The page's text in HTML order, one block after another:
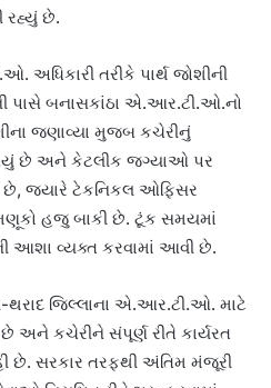
રહ્યું છે.
અધિકારી તરીકે પાર્થ જોશીની
પાસે બનાસકાંઠા એ.આર.ટી.ઓ.નો
જણાવ્યા મુજબ કચેરીનું
છે અને કેટલીક જગ્યાઓ પર
છે, જ્યારે ટેકનિકલ ઓફિસર
હજુ બાકી છે. ટૂંક સમયમાં
આશા વ્યક્ત કરવામાં આવી છે.
જિલ્લાના એ.આર.ટી.ઓ. માટે
અને કચેરીને સંપૂર્ણ રીતે કાર્યરત
છે. સરકાર તરફથી અંતિમ મંજૂરી